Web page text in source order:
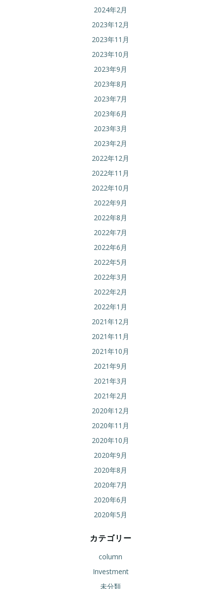
2024年2月
2023年12月
2023年11月
2023年10月
2023年9月
2023年8月
2023年7月
2023年6月
2023年3月
2023年2月
2022年12月
2022年11月
2022年10月
2022年9月
2022年8月
2022年7月
2022年6月
2022年5月
2022年3月
2022年2月
2022年1月
2021年12月
2021年11月
2021年10月
2021年9月
2021年3月
2021年2月
2020年12月
2020年11月
2020年10月
2020年9月
2020年8月
2020年7月
2020年6月
2020年5月
カテゴリー
column
Investment
未分類